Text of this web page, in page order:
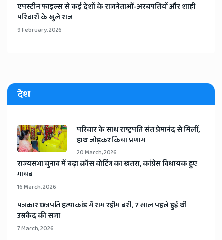
​एपस्टीन फाइल्स से कई देशों के राजनेताओं-अरबपतियों और शाही
परिवारों के खुले राज
9 February, 2026
देश
​परिवार के साथ राष्ट्रपति संत प्रेमानंद से मिलीं,
हाथ जोड़कर किया प्रणाम
20 March, 2026
​राज्यसभा चुनाव में बढ़ा क्रॉस वोटिंग का खतरा, कांग्रेस विधायक हुए
गायब
16 March, 2026
​पत्रकार छत्रपति हत्याकांड में राम रहीम बरी, 7 साल पहले हुई थी
उम्रकैद की सजा
7 March, 2026